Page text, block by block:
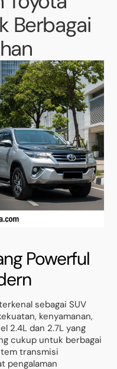
Berbagai
Powerful
sebagai SUV
kenyamanan,
2.4L dan 2.7L yang
cukup untuk berbagai
transmisi
pengalaman